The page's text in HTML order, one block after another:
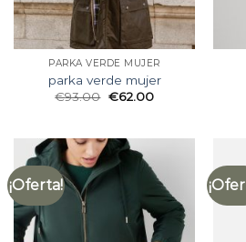
PARKA VERDE MUJER
parka verde mujer
€93.00 €62.00
¡Oferta!